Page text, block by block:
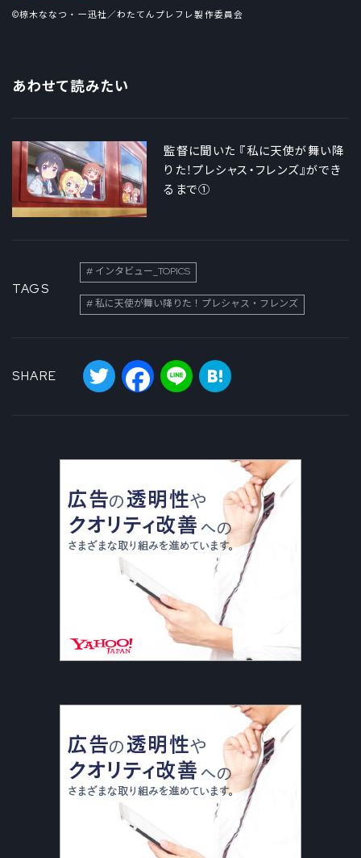
©椋木ななつ・一迅社／わたてんプレフレ製作委員会
あわせて読みたい
監督に聞いた 『私に天使が舞い降
りた！プレシャス・フレンズ』ができ
るまで①
TAGS
インタビュー_TOPICS
私に天使が舞い降りた！プレシャス・フレンズ
SHARE
Twitter Facebook
Line